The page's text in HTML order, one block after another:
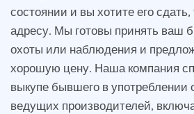
состоянии и вы хотите его
адресу. Мы готовы принять ваш
охоты или наблюдения и
хорошую цену. Наша компания
выкупе бывшего в употреблении
ведущих производителей,